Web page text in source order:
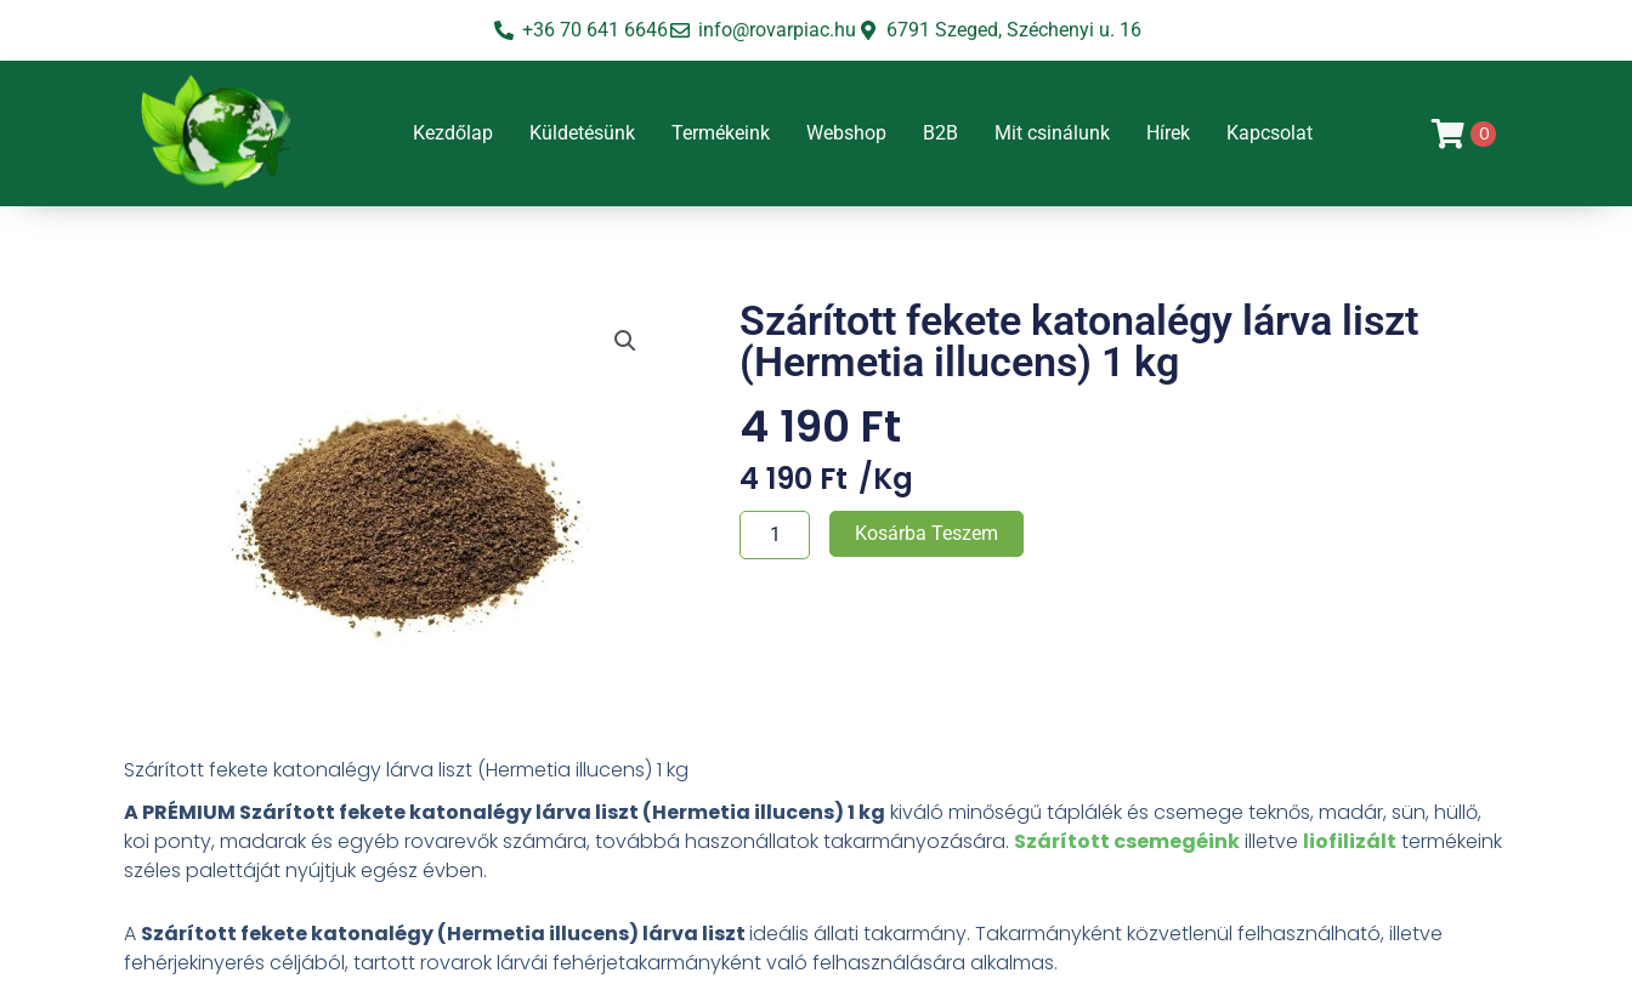
+36 70 641 6646 info@rovarpiac.hu 6791 Szeged, Széchenyi u. 16
Kezdőlap Küldetésünk Termékeink Webshop B2B Mit csinálunk Hírek Kapcsolat 0
Szárított fekete katonalégy lárva liszt
(Hermetia illucens) 1 kg
4 190 Ft
4 190 Ft /Kg
Szárított
fekete
kg
mennyiség
Kosárba Teszem
Szárított fekete katonalégy lárva liszt (Hermetia illucens) 1 kg
A PRÉMIUM Szárított fekete katonalégy lárva liszt (Hermetia illucens) 1 kg kiváló minőségű táplálék és csemege teknős, madár, sün, hüllő,
koi ponty, madarak és egyéb rovarevők számára, továbbá haszonállatok takarmányozására. Szárított csemegéinkilletve liofilizált termékeink
széles palettáját nyújtjuk egész évben.
A Szárított fekete katonalégy (Hermetia illucens) lárva lisztideális állati takarmány. Takarmányként közvetlenül felhasználható, illetve
fehérjekinyerés céljából, tartott rovarok lárvái fehérjetakarmányként való felhasználására alkalmas.